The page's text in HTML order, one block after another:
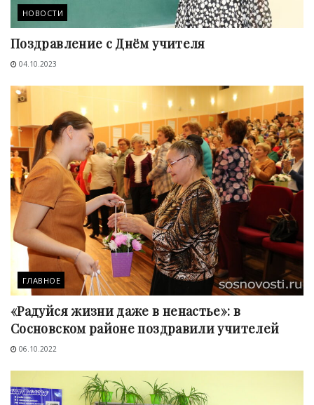
НОВОСТИ
Поздравление с Днём учителя
04.10.2023
ГЛАВНОЕ
«Радуйся жизни даже в ненастье»: в
Сосновском районе поздравили учителей
06.10.2022